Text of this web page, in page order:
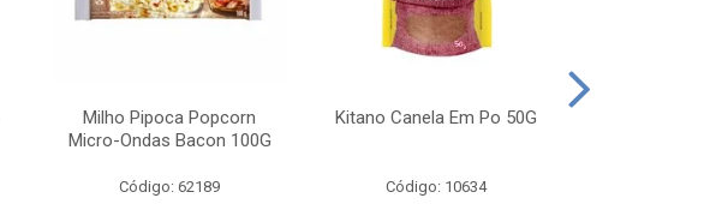
Milho Pipoca Popcorn
Micro-Ondas Bacon 100G
Código: 62189
Kitano Canela Em Po 50G
Código: 10634